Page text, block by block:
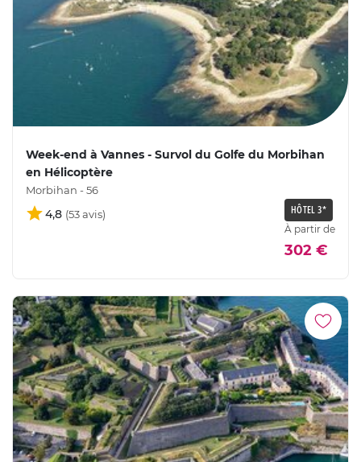
Week-end à Vannes - Survol du Golfe du Morbihan
en Hélicoptère
Morbihan - 56
4,8 HÔTEL 3*
À partir de
302 €